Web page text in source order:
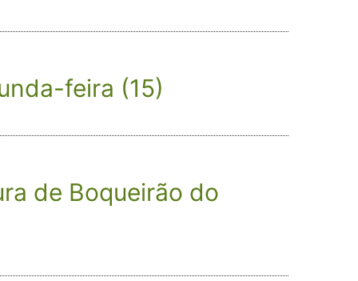
feira (15)
de Boqueirão do